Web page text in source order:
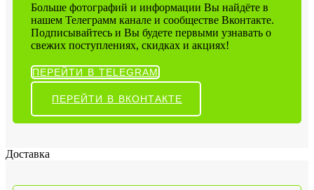
Больше фотографий и информации Вы найдёте в
нашем Телеграмм канале и сообществе Вконтакте.
Подписывайтесь и Вы будете первыми узнавать о
свежих поступлениях, скидках и акциях!
ПЕРЕЙТИ В TELEGRAM
ПЕРЕЙТИ В ВКОНТАКТЕ
Доставка